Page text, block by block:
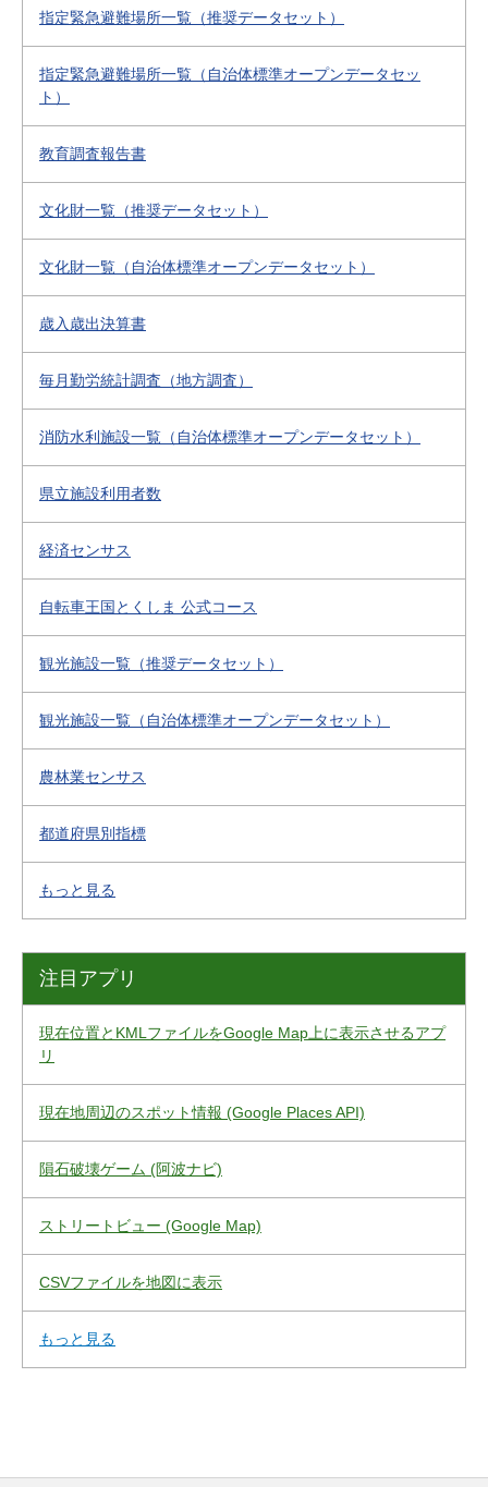
指定緊急避難場所一覧（推奨データセット）
指定緊急避難場所一覧（自治体標準オープンデータセッ
ト）
教育調査報告書
文化財一覧（推奨データセット）
文化財一覧（自治体標準オープンデータセット）
歳入歳出決算書
毎月勤労統計調査（地方調査）
消防水利施設一覧（自治体標準オープンデータセット）
県立施設利用者数
経済センサス
自転車王国とくしま 公式コース
観光施設一覧（推奨データセット）
観光施設一覧（自治体標準オープンデータセット）
農林業センサス
都道府県別指標
もっと見る
注目アプリ
現在位置とKMLファイルをGoogle Map上に表示させるアプ
リ
現在地周辺のスポット情報 (Google Places API)
隕石破壊ゲーム (阿波ナビ)
ストリートビュー (Google Map)
CSVファイルを地図に表示
もっと見る